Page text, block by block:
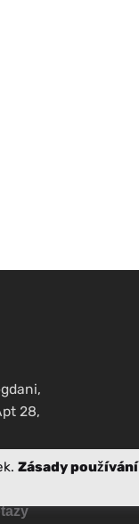
28,
Zásady používání